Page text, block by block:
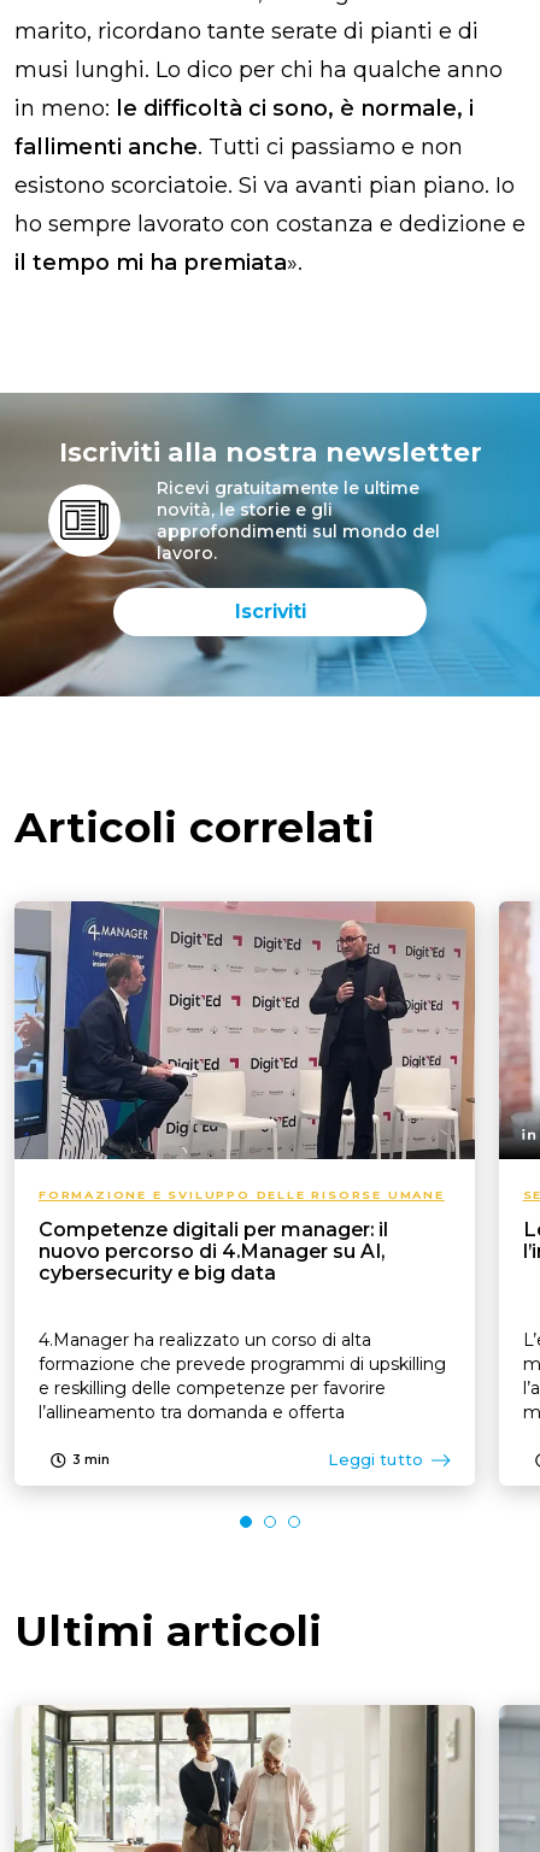
marito, ricordano tante serate di pianti e di
musi lunghi. Lo dico per chi ha qualche anno
in meno: le difficoltà ci sono, è normale, i
fallimenti anche. Tutti ci passiamo e non
esistono scorciatoie. Si va avanti pian piano. Io
ho sempre lavorato con costanza e dedizione e
il tempo mi ha premiata».
Iscriviti alla nostra newsletter
Ricevi gratuitamente le ultime
novità, le storie e gli
approfondimenti sul mondo del
lavoro.
Iscriviti
Articoli correlati
FORMAZIONE E SVILUPPO DELLE RISORSE UMANE
Competenze digitali per manager: il
nuovo percorso di 4.Manager su AI,
cybersecurity e big data
4.Manager ha realizzato un corso di alta
formazione che prevede programmi di upskilling
e reskilling delle competenze per favorire
l’allineamento tra domanda e offerta
3 min Leggi tutto
Ultimi articoli